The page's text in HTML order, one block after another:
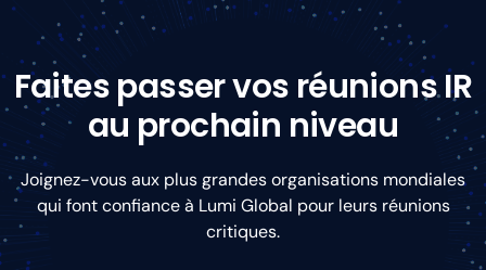
Faites passer vos réunions IR
au prochain niveau
Joignez-vous aux plus grandes organisations mondiales
qui font confiance à Lumi Global pour leurs réunions
critiques.